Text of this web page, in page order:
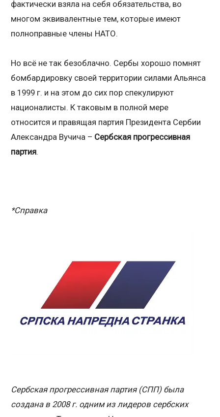
фактически взяла на себя обязательства, во
многом эквивалентные тем, которые имеют
полноправные члены НАТО.
Но всё не так безоблачно. Сербы хорошо помнят
бомбардировку своей территории силами Альянса
в 1999 г. и на этом до сих пор спекулируют
националисты. К таковым в полной мере
относится и правящая партия Президента Сербии
Александра Вучича – Сербская прогрессивная
партия.
*Справка
Сербская прогрессивная партия (СПП) была
создана в 2008 г. одним из лидеров сербских